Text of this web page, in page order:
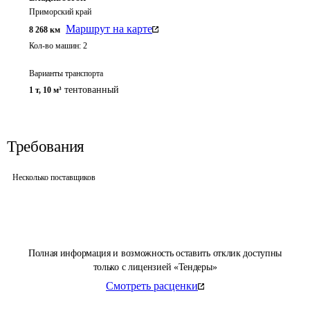
Полная информация и возможность оставить отклик доступны
только с лицензией «Тендеры»
Смотреть расценки
Приморский край
8 268 км Маршрут на карте
Кол-во машин: 2
Варианты транспорта
1 т, 10 м³ тентованный
Требования
Несколько поставщиков